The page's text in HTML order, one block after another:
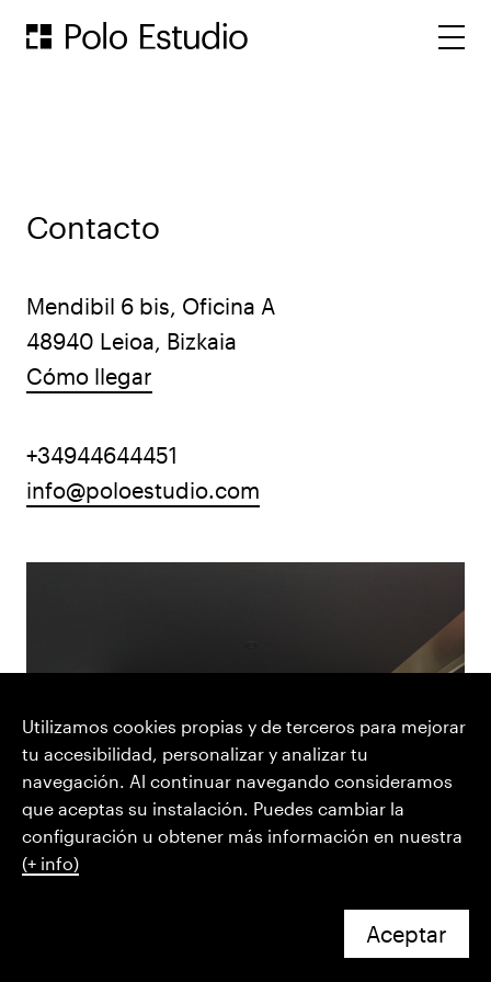
Polo Estudio
Utilizamos cookies propias y de terceros para mejorar
tu accesibilidad, personalizar y analizar tu
navegación. Al continuar navegando consideramos
que aceptas su instalación. Puedes cambiar la
configuración u obtener más información en nuestra
(+ info)
Aceptar
Contacto
Mendibil 6 bis, Oficina A
48940 Leioa, Bizkaia
Cómo llegar
+34944644451
info@poloestudio.com